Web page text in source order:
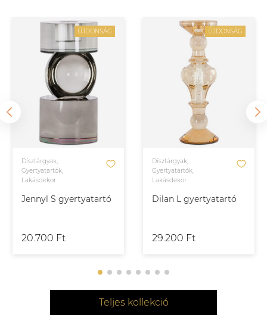
ÚJDONSÁG
Jennyl S gyertyatartó
Dísztárgyak,
Gyertyatartók,
Lakásdekor
20.700 Ft
ÚJDONSÁG
Dilan L gyertyatartó
Dísztárgyak,
Gyertyatartók,
Lakásdekor
29.200 Ft
Teljes kollekció